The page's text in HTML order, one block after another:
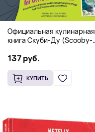
Официальная кулинарная
книга Скуби-Ду (Scooby-
Scooby Snacks), Твердый
137 руб.
КУПИТЬ